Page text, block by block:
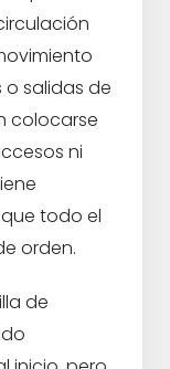
salidas de
colocarse
ni
todo el
orden.
de